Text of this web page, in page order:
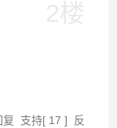
复 支持[ 17]
反